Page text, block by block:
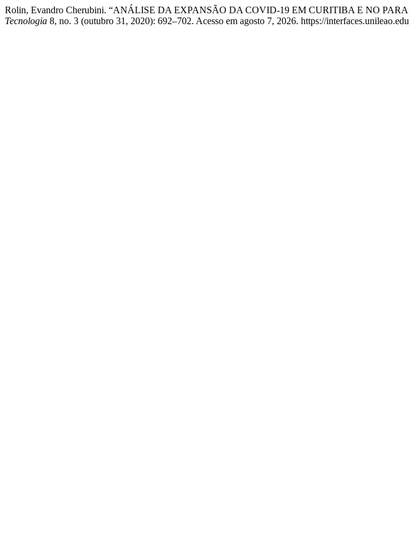
Rolin, Evandro Cherubini. “ANÁLISE DA EXPANSÃO DA COVID-19 EM CURITIBA E NO
Tecnologia 8, no. 3 (outubro 31, 2020): 692–702. Acesso em agosto 7, 2026. https://